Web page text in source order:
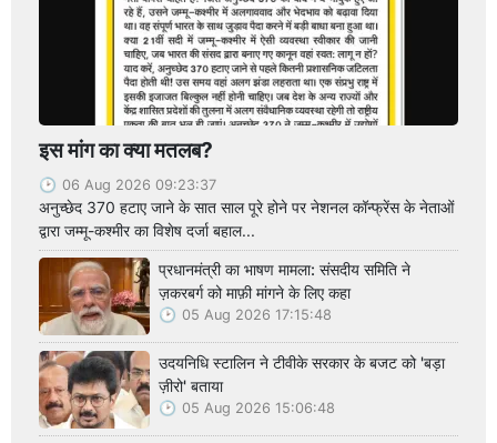
इस मांग का क्या मतलब?
06 Aug 2026 09:23:37
अनुच्छेद 370 हटाए जाने के सात साल पूरे होने पर नेशनल कॉन्फ्रेंस के नेताओं
द्वारा जम्मू-कश्मीर का विशेष दर्जा बहाल...
प्रधानमंत्री का भाषण मामला: संसदीय समिति ने
ज़करबर्ग को माफ़ी मांगने के लिए कहा
05 Aug 2026 17:15:48
उदयनिधि स्टालिन ने टीवीके सरकार के बजट को 'बड़ा
ज़ीरो' बताया
05 Aug 2026 15:06:48